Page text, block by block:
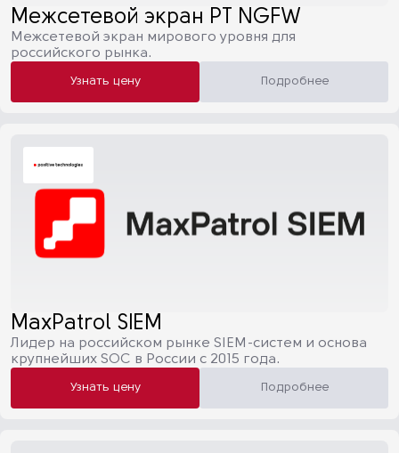
Межсетевой экран PT NGFW
Межсетевой экран мирового уровня для
российского рынка.
Узнать цену Подробнее
MaxPatrol SIEM
Лидер на российском рынке SIEM-систем и основа
крупнейших SOC в России с 2015 года.
Узнать цену Подробнее